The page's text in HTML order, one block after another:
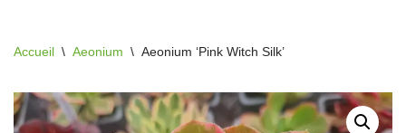
Accueil \ Aeonium \ Aeonium ‘Pink Witch Silk’